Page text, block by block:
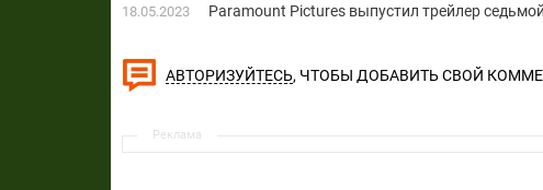
18.05.2023 Paramount Pictures выпустил трейлер
АВТОРИЗУЙТЕСЬ, ЧТОБЫ ДОБАВИТЬ СВОЙ
Реклама